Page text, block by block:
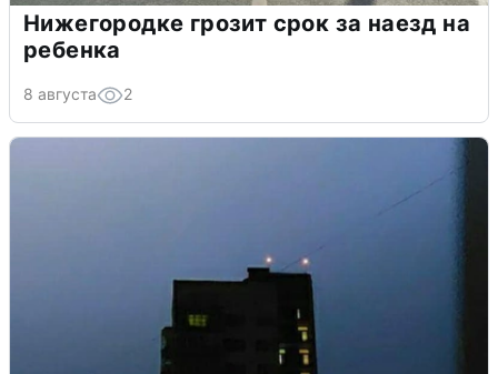
Нижегородке грозит срок за наезд на
ребенка
8 августа 2